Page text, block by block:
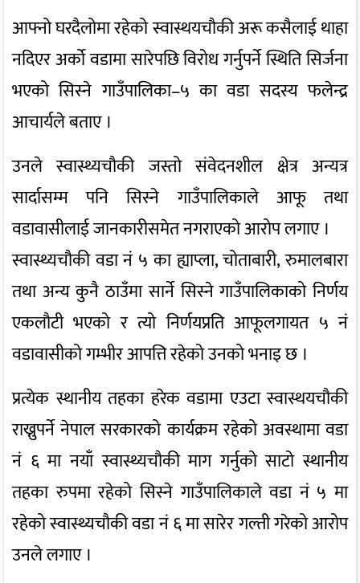
आफ्नो घरदैलोमा रहेको स्वास्थयचौकी अरू कसैलाई थाहा
नदिएर अर्को वडामा सारेपछि विरोध गर्नुपर्ने स्थिति सिर्जना
भएको सिस्ने गाउँपालिका–५ का वडा सदस्य फलेन्द्र
आचार्यले बताए ।
उनले स्वास्थ्यचौकी जस्तो संवेदनशील क्षेत्र अन्यत्र
सार्दासम्म पनि सिस्ने गाउँपालिकाले आफू तथा
वडावासीलाई जानकारीसमेत नगराएको आरोप लगाए ।
स्वास्थ्यचौकी वडा नं ५ का ह्याप्ला, चोताबारी, रुमालबारा
तथा अन्य कुनै ठाउँमा सार्ने सिस्ने गाउँपालिकाको निर्णय
एकलौटी भएको र त्यो निर्णयप्रति आफूलगायत ५ नं
वडावासीको गम्भीर आपत्ति रहेको उनको भनाइ छ ।
प्रत्येक स्थानीय तहका हरेक वडामा एउटा स्वास्थयचौकी
राख्नुपर्ने नेपाल सरकारको कार्यक्रम रहेको अवस्थामा वडा
नं ६ मा नयाँ स्वास्थ्यचौकी माग गर्नुको साटो स्थानीय
तहका रुपमा रहेको सिस्ने गाउँपालिकाले वडा नं ५ मा
रहेको स्वास्थ्यचौकी वडा नं ६ मा सारेर गल्ती गरेको आरोप
उनले लगाए ।